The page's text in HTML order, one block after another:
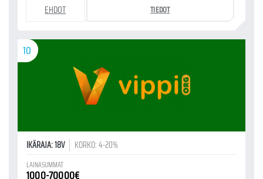
EHDOT TIEDOT
10
IKÄRAJA: 18V KORKO: 4-20%
LAINASUMMAT
1000-70000€